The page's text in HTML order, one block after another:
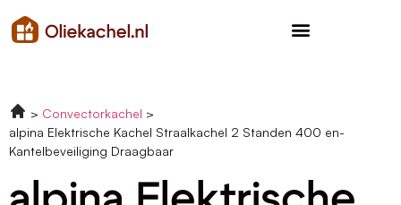
Convectorkachel
alpina Elektrische Kachel Straalkachel 2 Standen 400 en-
Kantelbeveiliging Draagbaar